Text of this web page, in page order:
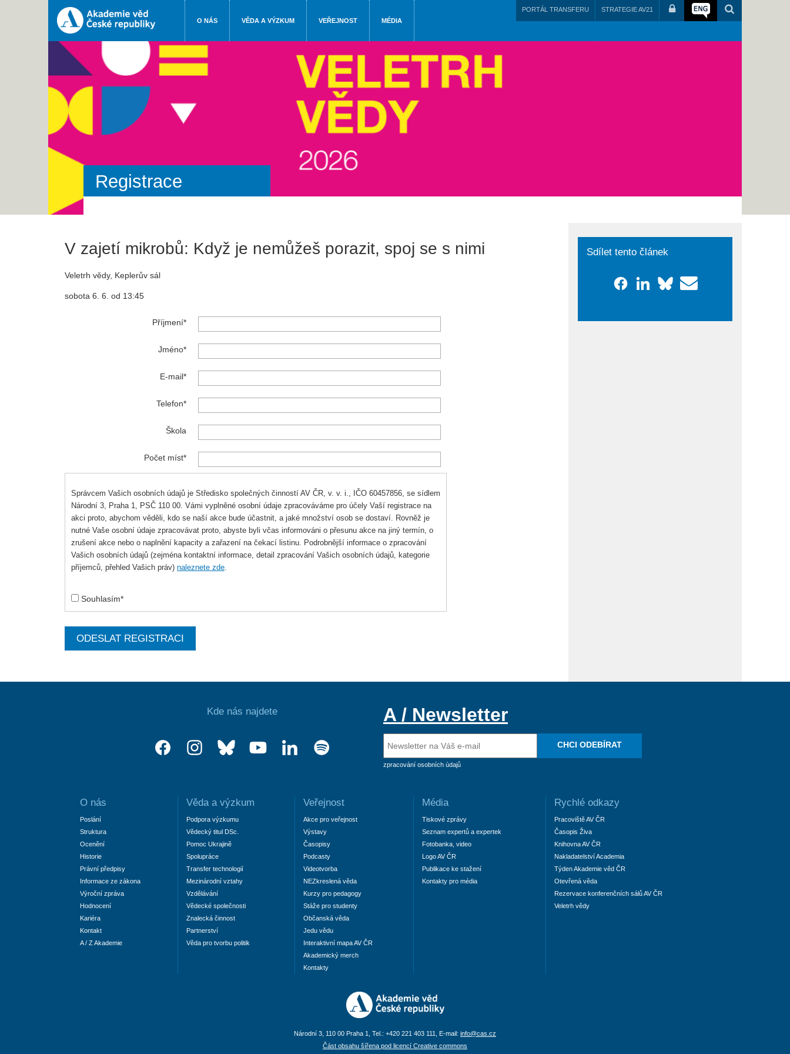
O NÁS VĚDA A VÝZKUM VEŘEJNOST MÉDIA
PORTÁL TRANSFERU STRATEGIE AV21
Registrace
V zajetí mikrobů: Když je nemůžeš porazit, spoj se s nimi
Veletrh vědy, Keplerův sál
sobota 6. 6. od 13:45
Příjmení
Jméno
E-mail
Telefon
Škola
Počet míst
Správcem Vašich osobních údajů je Středisko společných činností AV ČR, v. v. i., IČO 60457856, se sídlem
Národní 3, Praha 1, PSČ 110 00. Vámi vyplněné osobní údaje zpracováváme pro účely Vaší registrace na
akci proto, abychom věděli, kdo se naší akce bude účastnit, a jaké množství osob se dostaví. Rovněž je
nutné Vaše osobní údaje zpracovávat proto, abyste byli včas informováni o přesunu akce na jiný termín, o
zrušení akce nebo o naplnění kapacity a zařazení na čekací listinu. Podrobnější informace o zpracování
Vašich osobních údajů (zejména kontaktní informace, detail zpracování Vašich osobních údajů, kategorie
příjemců, přehled Vašich práv) naleznete zde
Souhlasím*
ODESLAT REGISTRACI
Sdílet tento článek
Kde nás najdete A / Newsletter
zpracování osobních údajů
CHCI ODEBÍRAT
O nás
Poslání
Struktura
Ocenění
Historie
Právní předpisy
Informace ze zákona
Výroční zpráva
Hodnocení
Kariéra
Kontakt
A / Z Akademie
Věda a výzkum
Podpora výzkumu
Vědecký titul DSc.
Pomoc Ukrajině
Spolupráce
Transfer technologií
Mezinárodní vztahy
Vzdělávání
Vědecké společnosti
Znalecká činnost
Partnerství
Věda pro tvorbu politik
Veřejnost
Akce pro veřejnost
Výstavy
Časopisy
Podcasty
Videotvorba
NEZkreslená věda
Kurzy pro pedagogy
Stáže pro studenty
Občanská věda
Jedu vědu
Interaktivní mapa AV ČR
Akademický merch
Kontakty
Média
Tiskové zprávy
Seznam expertů a expertek
Fotobanka, video
Logo AV ČR
Publikace ke stažení
Kontakty pro média
Rychlé odkazy
Pracoviště AV ČR
Časopis Živa
Knihovna AV ČR
Nakladatelství Academia
Týden Akademie věd ČR
Otevřená věda
Rezervace konferenčních sálů AV ČR
Veletrh vědy
Národní 3, 110 00 Praha 1, Tel.: +420 221 403 111, E-mail: info@cas.cz
Část obsahu šířena pod licencí Creative commons